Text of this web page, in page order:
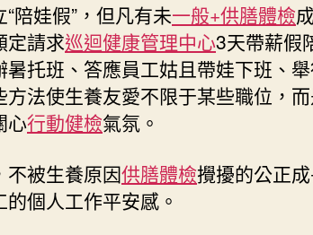
陪娃假”，但凡有未一般+供膳體檢
定請求巡迴健康管理中心3天帶薪假
暑托班、答應員工姑且帶娃下班、
法使生養友愛不限于某些職位，而
心行動健檢氣氛。
不被生養原因供膳體檢攪擾的公正
個人工作平安感。